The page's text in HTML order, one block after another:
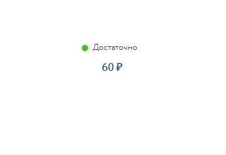
Достаточно
60